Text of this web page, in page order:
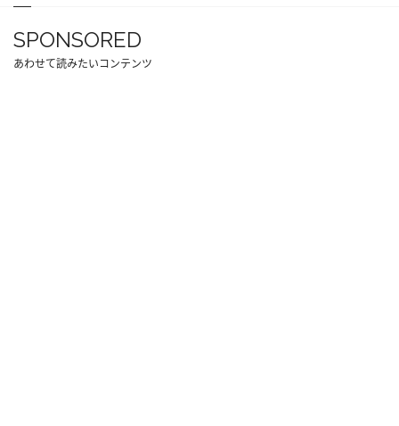
SPONSORED
あわせて読みたいコンテンツ